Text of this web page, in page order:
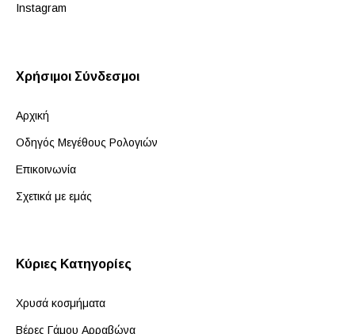
Instagram
Χρήσιμοι Σύνδεσμοι
Αρχική
Οδηγός Μεγέθους Ρολογιών
Επικοινωνία
Σχετικά με εμάς
Κύριες Κατηγορίες
Χρυσά κοσμήματα
Βέρες Γάμου Αρραβώνα